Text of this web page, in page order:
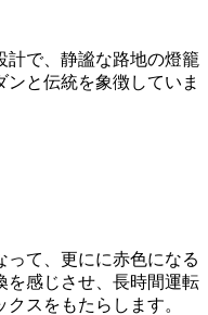
計で、静謐な路地の燈籠
と伝統を象徴していま
って、更にに赤色になる
を感じさせ、長時間運転
スをもたらします。